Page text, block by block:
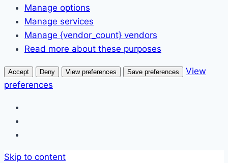
Manage options
Manage services
Manage {vendor_count} vendors
Read more about these purposes
Accept Deny View preferences Save preferences
View
preferences
Skip to content